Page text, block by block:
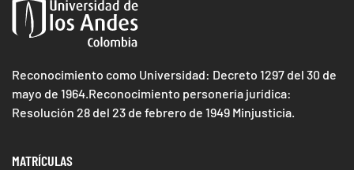
Reconocimiento como Universidad: Decreto 1297 del 30 de
mayo de 1964.Reconocimiento personería jurídica:
Resolución 28 del 23 de febrero de 1949 Minjusticia.
MATRÍCULAS